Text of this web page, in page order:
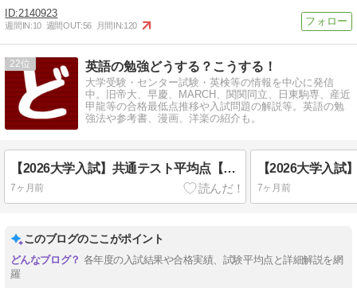
2140923
週間IN:10 週間OUT:56 月間IN:120
22 英語の勉強どうする？こうする！
大学受験・センター試験・英検等の情報を中心に発信
中。旧帝大、早慶、MARCH、関関同立、日東駒専、産近
甲龍等の合格最低点推移や入試問題の解説等。英語の勉
強法や参考書、漫画、洋楽の紹介も。
【2026大学入試】共通テスト平均点【確定版】
7ヶ月前 7ヶ月前
このブログのここがポイント
各年度の入試結果や合格実績、試験平均点と詳細解説を網
羅